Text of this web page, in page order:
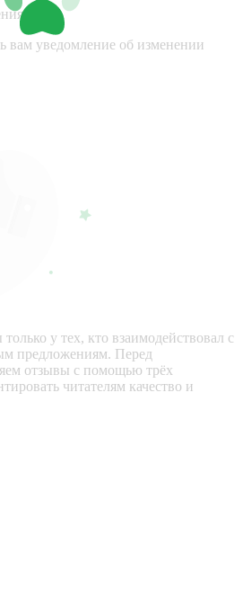
уведомление об изменении
у тех, кто взаимодействовал с
предложениям. Перед
отзывы с помощью трёх
читателям качество и